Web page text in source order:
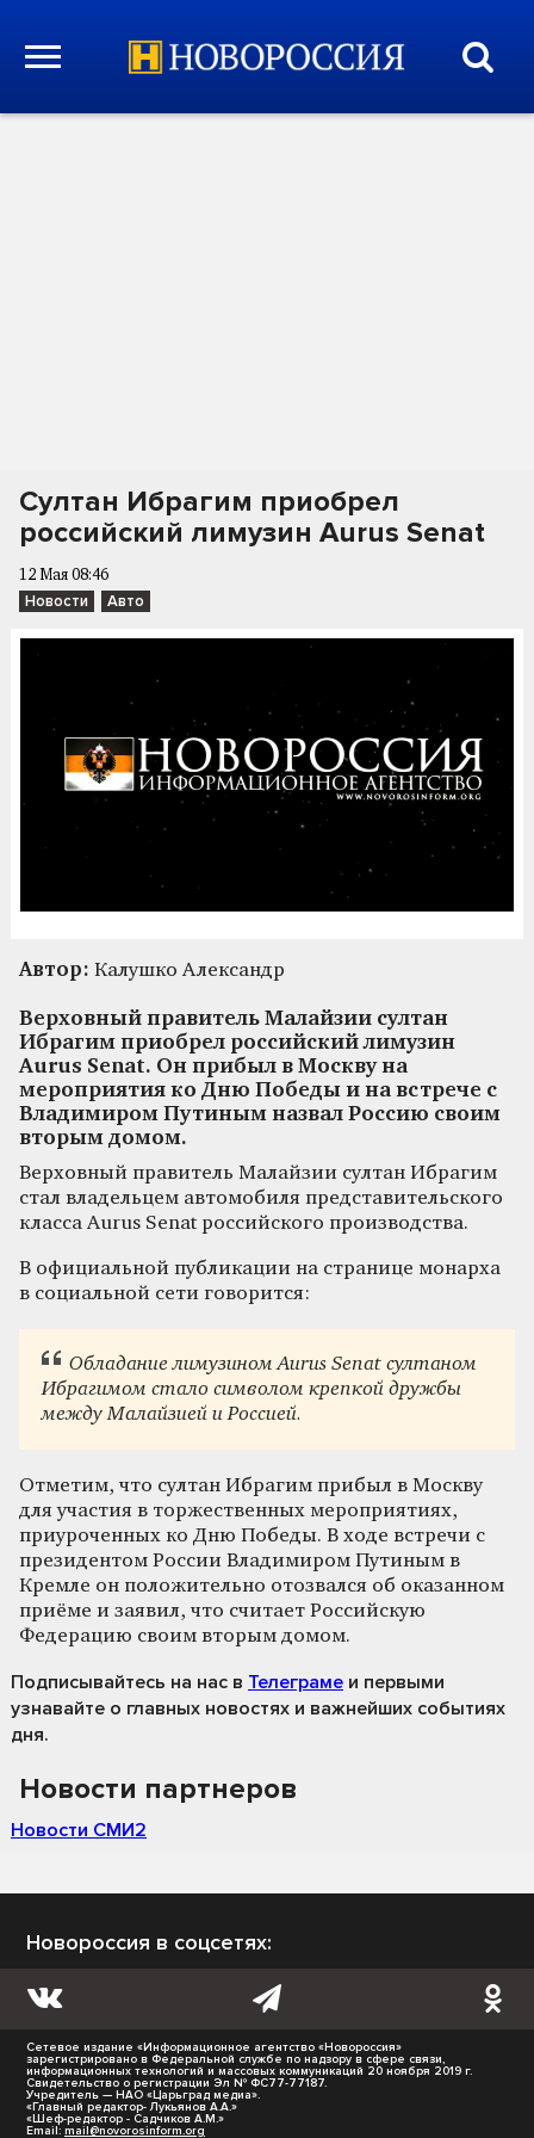
Султан Ибрагим приобрел
российский лимузин Aurus Senat
12 Мая 08:46
Новости Авто
Автор: Калушко Александр
Верховный правитель Малайзии султан
Ибрагим приобрел российский лимузин
Aurus Senat. Он прибыл в Москву на
мероприятия ко Дню Победы и на встрече с
Владимиром Путиным назвал Россию своим
вторым домом.
Верховный правитель Малайзии султан Ибрагим
стал владельцем автомобиля представительского
класса Aurus Senat российского производства.
В официальной публикации на странице монарха
в социальной сети говорится:
Обладание лимузином Aurus Senat султаном
Ибрагимом стало символом крепкой дружбы
между Малайзией и Россией.
Отметим, что султан Ибрагим прибыл в Москву
для участия в торжественных мероприятиях,
приуроченных ко Дню Победы. В ходе встречи с
президентом России Владимиром Путиным в
Кремле он положительно отозвался об оказанном
приёме и заявил, что считает Российскую
Федерацию своим вторым домом.
Подписывайтесь на нас в Телеграме и первыми
узнавайте о главных новостях и важнейших событиях
дня.
Новости партнеров
Новости СМИ2
Новороссия в соцсетях:
Сетевое издание «Информационное агентство «Новороссия»
зарегистрировано в Федеральной службе по надзору в сфере связи,
информационных технологий и массовых коммуникаций 20 ноября 2019 г.
Свидетельство о регистрации Эл № ФС77-77187.
Учредитель — НАО «Царьград медиа».
«Главный редактор- Лукьянов А.А.»
«Шеф-редактор - Садчиков А.М.»
Email: mail@novorosinform.org